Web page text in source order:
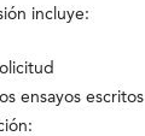
incluye:
ensayos escritos